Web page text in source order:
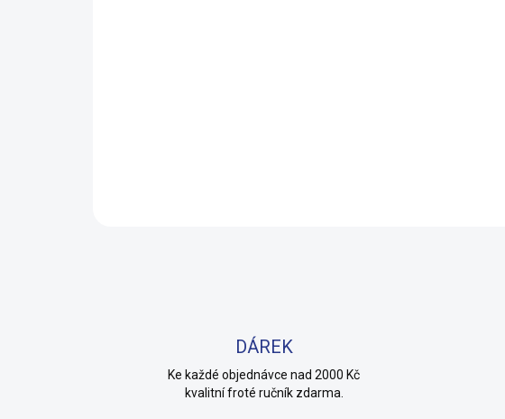
DÁREK
Ke každé objednávce nad 2000 Kč
kvalitní froté ručník zdarma.